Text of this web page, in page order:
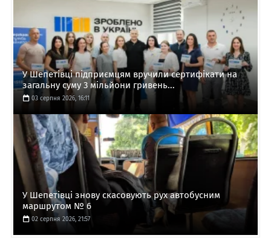
У Шепетівці підприємцям вручили сертифікати на
загальну суму 3 мільйони гривень...
03 серпня 2026, 16:11
У Шепетівці знову скасовують рух автобусним
маршрутом № 6
02 серпня 2026, 21:57